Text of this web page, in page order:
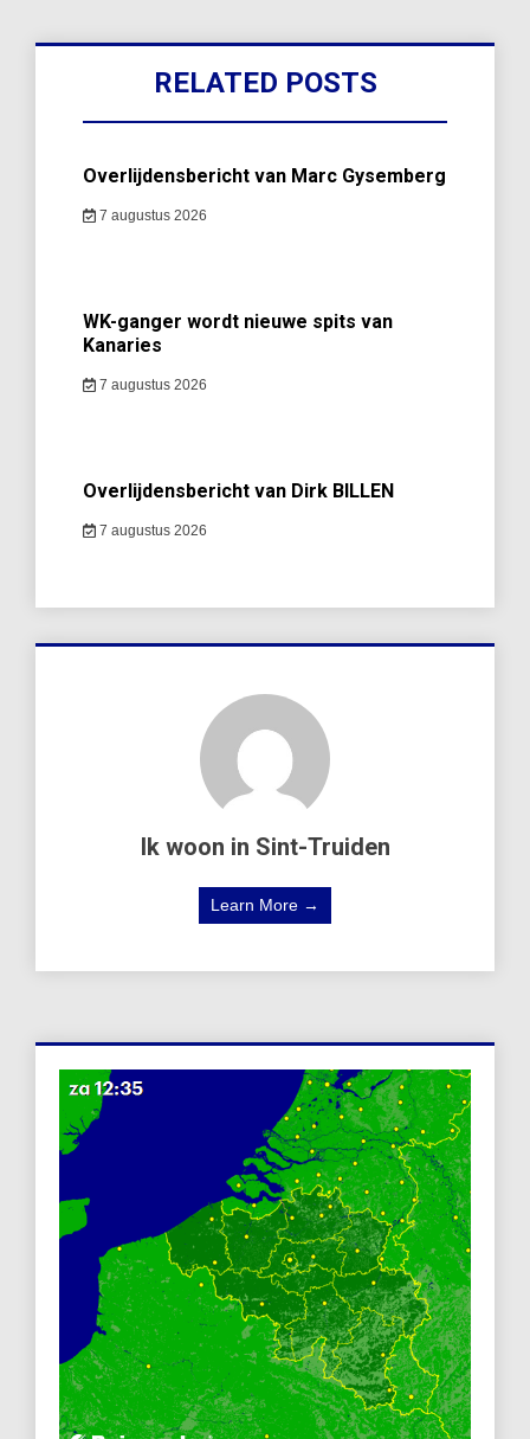
RELATED POSTS
Overlijdensbericht van Marc Gysemberg
7 augustus 2026
WK-ganger wordt nieuwe spits van
Kanaries
7 augustus 2026
Overlijdensbericht van Dirk BILLEN
7 augustus 2026
Ik woon in Sint-Truiden
Learn More →